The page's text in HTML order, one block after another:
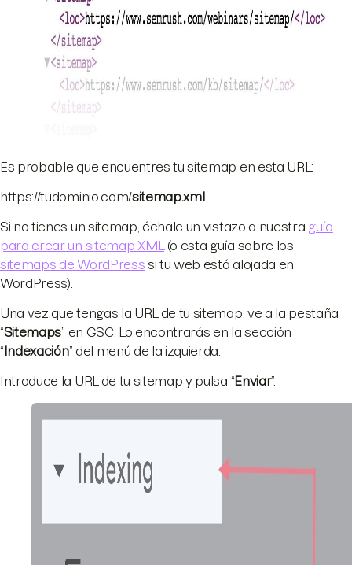
Es probable que encuentres tu sitemap en esta URL:
https://tudominio.com/sitemap.xml
Si no tienes un sitemap, échale un vistazo a nuestra guía
para crear un sitemap XML (o esta guía sobre los
sitemaps de WordPress si tu web está alojada en
WordPress).
Una vez que tengas la URL de tu sitemap, ve a la pestaña
“Sitemaps” en GSC. Lo encontrarás en la sección
“Indexación” del menú de la izquierda.
Introduce la URL de tu sitemap y pulsa “Enviar”.